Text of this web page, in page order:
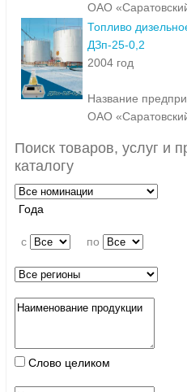
ОАО
Топливо
ДЗп-25-0,2
2004 год
Название
ОАО
Поиск товаров, услуг и
каталогу
Года
c по
Слово целиком